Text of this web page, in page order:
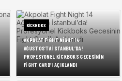
KICKBOKS
AKPOLAT FIGHT NIGHT 14
AĞUSTOS’TA İSTANBUL’DA!
PROFESYONEL KICKBOKS GECESININ
FIGHT CARD’I AÇIKLANDI